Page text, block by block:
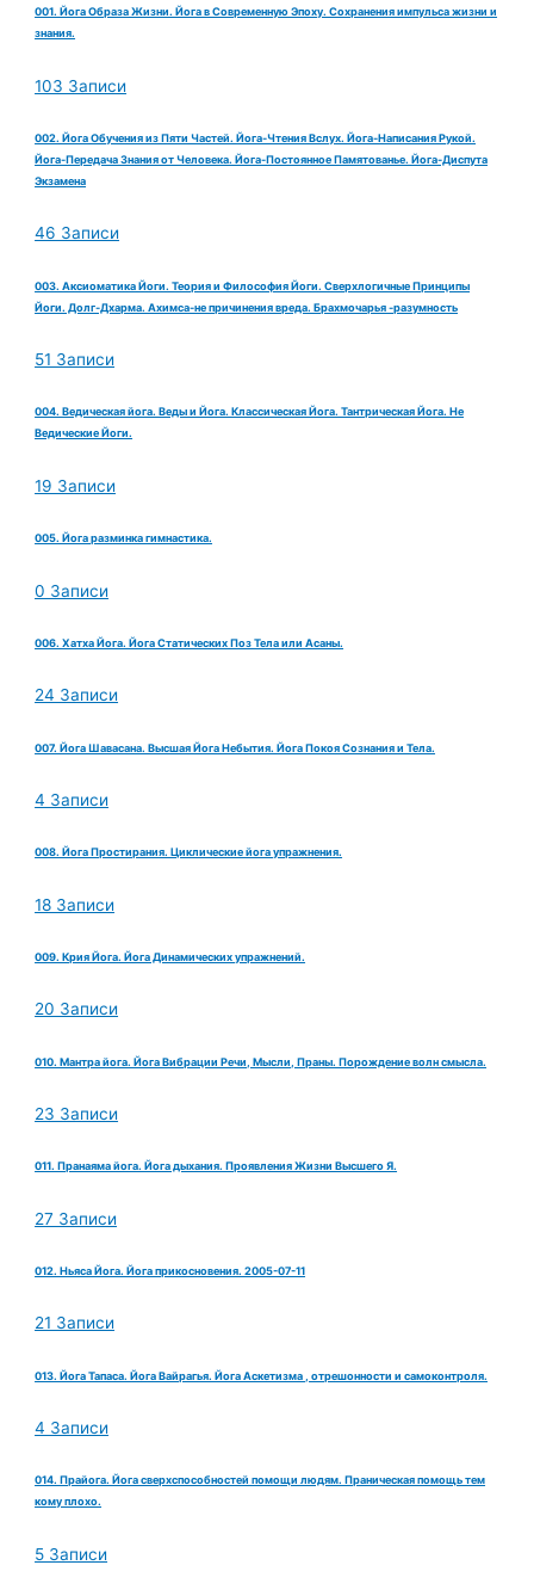
001. Йога Образа Жизни. Йога в Современную Эпоху. Сохранения импульса жизни и
знания.
103 Записи
002. Йога Обучения из Пяти Частей. Йога-Чтения Вслух. Йога-Написания Рукой.
Йога-Передача Знания от Человека. Йога-Постоянное Памятованье. Йога-Диспута
Экзамена
46 Записи
003. Аксиоматика Йоги. Теория и Философия Йоги. Сверхлогичные Принципы
Йоги. Долг-Дхарма. Ахимса-не причинения вреда. Брахмочарья -разумность
51 Записи
004. Ведическая йога. Веды и Йога. Классическая Йога. Тантрическая Йога. Не
Ведические Йоги.
19 Записи
005. Йога разминка гимнастика.
0 Записи
006. Хатха Йога. Йога Статических Поз Тела или Асаны.
24 Записи
007. Йога Шавасана. Высшая Йога Небытия. Йога Покоя Сознания и Тела.
4 Записи
008. Йога Простирания. Циклические йога упражнения.
18 Записи
009. Крия Йога. Йога Динамических упражнений.
20 Записи
010. Мантра йога. Йога Вибрации Речи, Мысли, Праны. Порождение волн смысла.
23 Записи
011. Пранаяма йога. Йога дыхания. Проявления Жизни Высшего Я.
27 Записи
012. Ньяса Йога. Йога прикосновения. 2005-07-11
21 Записи
013. Йога Тапаса. Йога Вайрагья. Йога Аскетизма , отрешонности и самоконтроля.
4 Записи
014. Прайога. Йога сверхспособностей помощи людям. Праническая помощь тем
кому плохо.
5 Записи